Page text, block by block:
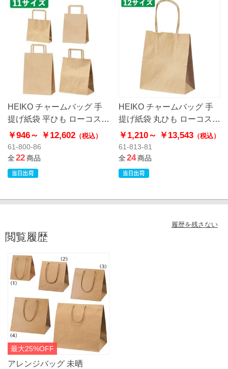
HEIKO チャームバッグ 手
提げ紙袋 平ひも ローコスト
タイプ 茶無地
￥946～ ￥12,602 （税込）
61-800-86
全22商品
HEIKO チャームバッグ 手
提げ紙袋 丸ひも ローコスト
タイプ 茶無地
￥1,210～ ￥13,543（税込）
61-813-81
全24商品
履歴を残さない
閲覧履歴
最大25%OFF
アレンジバッグ 未晒